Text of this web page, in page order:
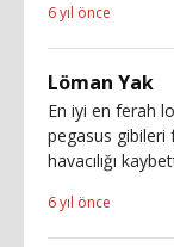
6 yıl önce
Löman Yak
En iyi en ferah
pegasus gibileri
havacılığı
6 yıl önce